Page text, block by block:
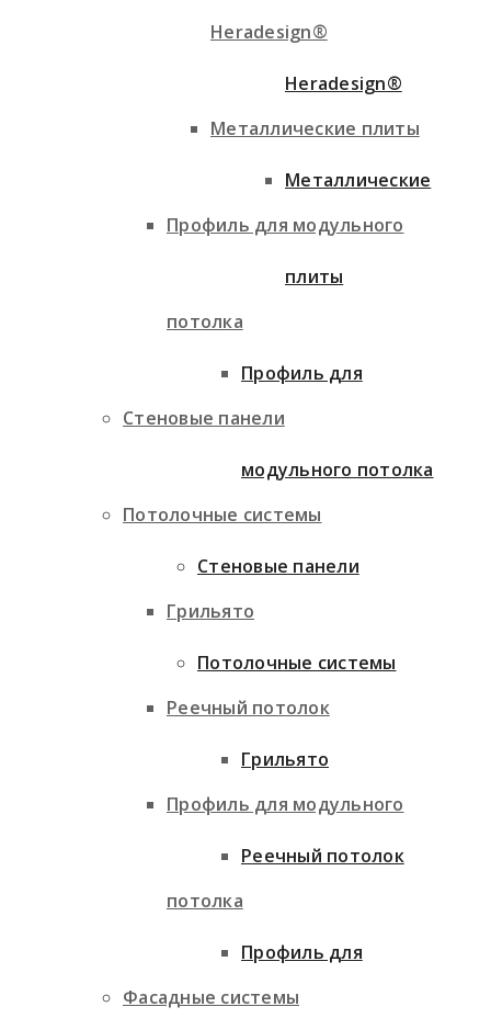
Heradesign®
Металлические плиты
Профиль для модульного
потолка
Стеновые панели
Потолочные системы
Грильято
Реечный потолок
Профиль для модульного
потолка
Фасадные системы
Heradesign®
Металлические
плиты
Профиль для
модульного потолка
Стеновые панели
Потолочные системы
Грильято
Реечный потолок
Профиль для